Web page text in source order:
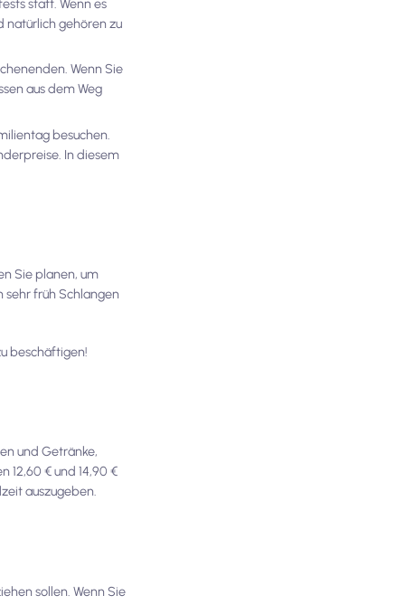
statt. Wenn es
natürlich gehören zu
Wenn Sie
aus dem Weg
besuchen.
In diesem
Sie planen, um
sehr früh Schlangen
beschäftigen!
und Getränke,
12,60 € und 14,90 €
auszugeben.
sollen. Wenn Sie